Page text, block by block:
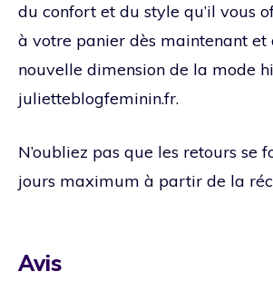
du confort et du style qu’il vous
à votre panier dès maintenant et
nouvelle dimension de la mode
julietteblogfeminin.fr.
N’oubliez pas que les retours se
jours maximum à partir de la
Avis